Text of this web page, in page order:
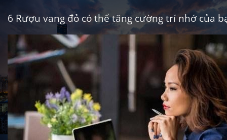
6 Rượu vang đỏ có thể tăng cường trí nhớ của